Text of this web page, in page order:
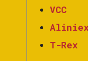
VCC
Aliniex
T-Rex